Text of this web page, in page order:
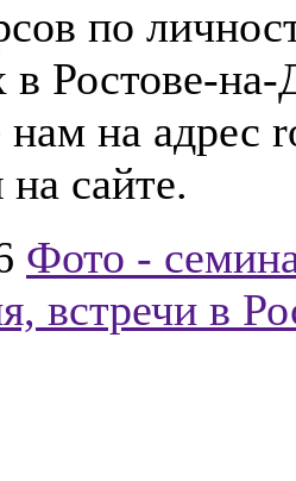
по
Ростове-на-
на адрес
сайте.
Фото -
встречи в